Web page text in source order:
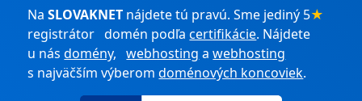
NaSLOVAKNET nájdete tú pravú. Sme jediný 5★
registrátor domén podľacertifikácie. Nájdete
u násdomény,webhosting awebhosting
s najväčším výberomdoménových koncoviek.